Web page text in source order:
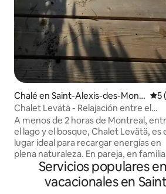
Chalé en Saint-Alexis-des-Mont
s
5
Chalet Levätä - Relajación entre el
bosque y el lago + sauna
A menos de 2 horas de Montreal,
el lago y el bosque, Chalet Levätä, es
lugar ideal para recargar energías en
plena naturaleza. En pareja, en familia o
con amigos, disfruta de la terraza con
vistas al lago, del acceso al lago con
muelle privado para bañarse (camino
Servicios populares
vacacionales en